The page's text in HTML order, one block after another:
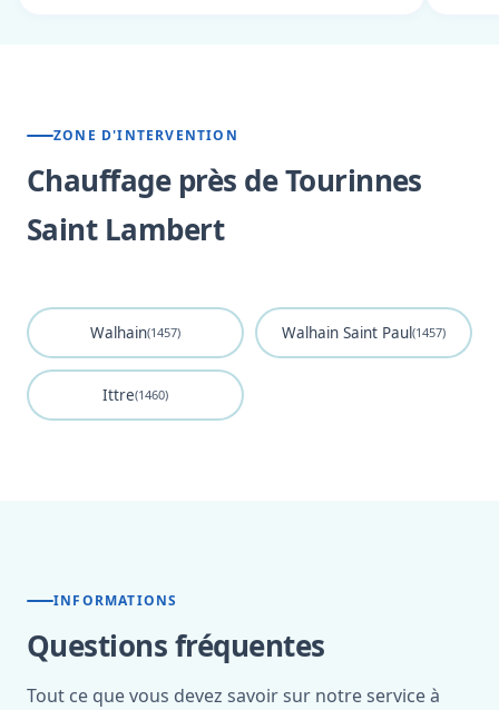
ZONE D'INTERVENTION
Chauffage près de Tourinnes
Saint Lambert
Walhain(1457) Walhain Saint Paul(1457)
Ittre(1460)
INFORMATIONS
Questions fréquentes
Tout ce que vous devez savoir sur notre service à